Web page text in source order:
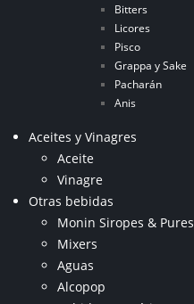
Bitters
Licores
Pisco
Grappa y Sake
Pacharán
Anis
Aceites y Vinagres
Aceite
Vinagre
Otras bebidas
Monin Siropes & Pures
Mixers
Aguas
Alcopop